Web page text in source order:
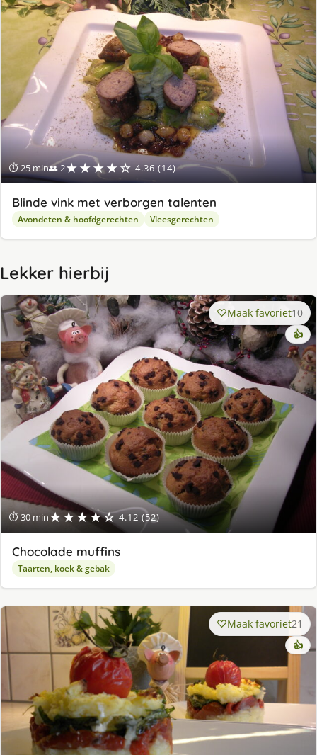
⏱ 25 min👥 2★★★★☆ 4.36 (14)
Blinde vink met verborgen talenten
Avondeten & hoofdgerechten Vleesgerechten
Lekker hierbij
⏱ 30 min★★★★☆ 4.12 (52)
Maak favoriet10
👍
Chocolade muffins
Taarten, koek & gebak
Maak favoriet21
👍